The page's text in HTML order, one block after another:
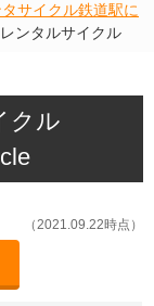
サイクル鉄道駅に
ンタルサイクル
クル
（2021.09.22時点）